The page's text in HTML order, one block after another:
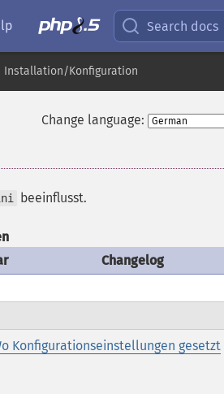
Search docs
Installation/Konfiguration
Change language:
beeinflusst.
Changelog
Konfigurationseinstellungen gesetzt